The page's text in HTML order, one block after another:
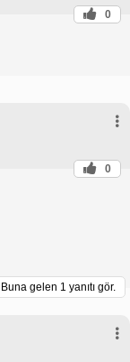
0
0
Buna gelen 1 yanıtı gör.